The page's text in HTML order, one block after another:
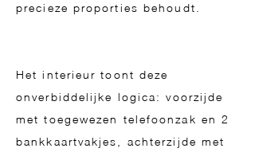
precieze proporties behoudt.
Het interieur toont deze
onverbiddelijke logica: voorzijde
met toegewezen telefoonzak en 2
bankkaartvakjes, achterzijde met